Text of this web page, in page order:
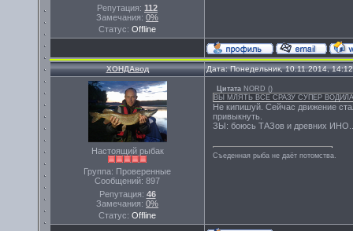
Репутация: 112
Замечания: 0%
Статус: Offline
ХОНДАвод Дата: Понедельник, 10.11.2014,
Настоящий рыбак
Группа: Проверенные
Сообщений: 897
Репутация: 46
Замечания: 0%
Статус: Offline
Цитата NORD ()
ВЫ МЛЯТЬ ВСЕ СРАЗУ СУПЕР
Не кипишуй. Сейчас движение
привыкнуть.
ЗЫ: боюсь ТАЗов и древних
Съеденная рыба не даёт потомства.